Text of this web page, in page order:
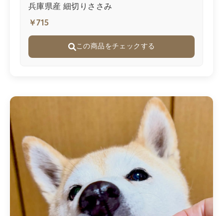
兵庫県産 細切りささみ
￥715
この商品をチェックする